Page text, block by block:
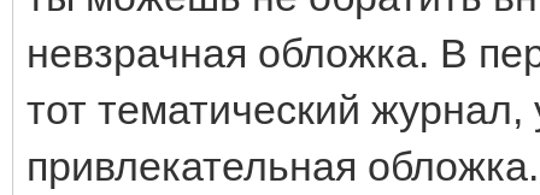
невзрачная обложка. В
тот тематический журнал,
привлекательная